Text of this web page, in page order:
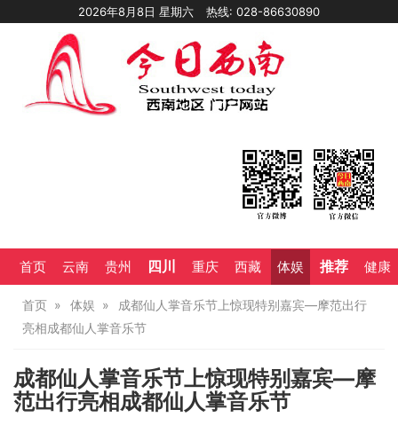
2026年8月8日 星期六 热线: 028-86630890
首页 云南 贵州 四川 重庆 西藏 体娱 推荐 健康
首页 体娱
成都仙人掌音乐节上惊现特别嘉宾—摩范出行
亮相成都仙人掌音乐节
成都仙人掌音乐节上惊现特别嘉宾—摩
范出行亮相成都仙人掌音乐节